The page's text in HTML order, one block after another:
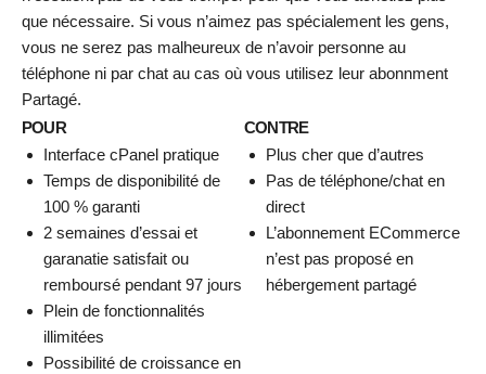
que nécessaire. Si vous n’aimez pas spécialement les gens,
vous ne serez pas malheureux de n’avoir personne au
téléphone ni par chat au cas où vous utilisez leur abonnment
Partagé.
POUR
CONTRE
Interface cPanel pratique
Temps de disponibilité de
100 % garanti
2 semaines d’essai et
garanatie satisfait ou
remboursé pendant 97 jours
Plein de fonctionnalités
illimitées
Possibilité de croissance en
Plus cher que d’autres
Pas de téléphone/chat en
direct
L’abonnement ECommerce
n’est pas proposé en
hébergement partagé